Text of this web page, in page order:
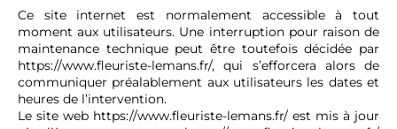
Ce site internet est normalement accessible à tout
moment aux utilisateurs. Une interruption pour raison de
maintenance technique peut être toutefois décidée par
https://www.fleuriste-lemans.fr/, qui s’efforcera alors de
communiquer préalablement aux utilisateurs les dates et
heures de l’intervention.
Le site web https://www.fleuriste-lemans.fr/ est mis à jour